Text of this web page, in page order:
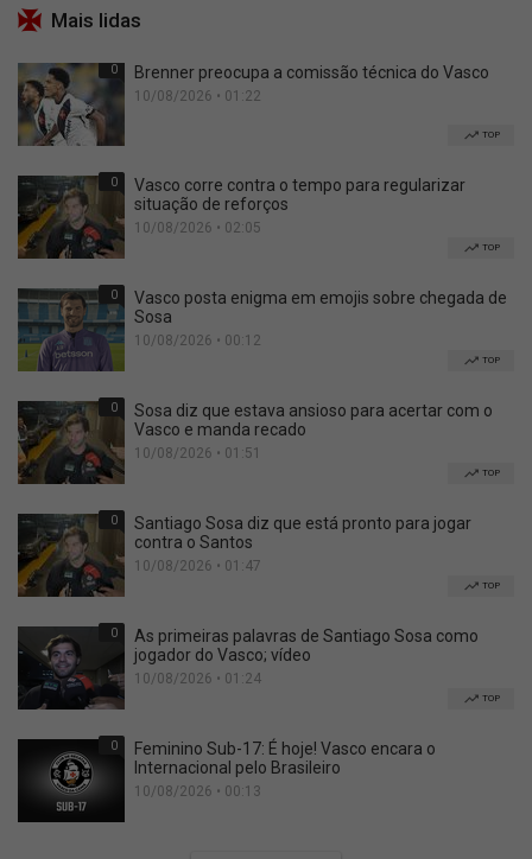
Mais lidas
0 Brenner preocupa a comissão técnica do Vasco
10/08/2026 • 01:22
TOP
0
Vasco corre contra o tempo para regularizar
situação de reforços
10/08/2026 • 02:05
TOP
0
Vasco posta enigma em emojis sobre chegada de
Sosa
10/08/2026 • 00:12
TOP
0
Sosa diz que estava ansioso para acertar com o
Vasco e manda recado
10/08/2026 • 01:51
TOP
0
Santiago Sosa diz que está pronto para jogar
contra o Santos
10/08/2026 • 01:47
TOP
0
As primeiras palavras de Santiago Sosa como
jogador do Vasco; vídeo
10/08/2026 • 01:24
TOP
0
Feminino Sub-17: É hoje! Vasco encara o
Internacional pelo Brasileiro
10/08/2026 • 00:13